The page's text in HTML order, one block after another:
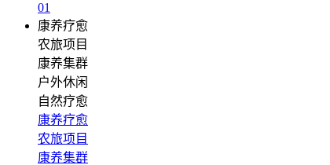
01
康养疗愈
农旅项目
康养集群
户外休闲
自然疗愈
康养疗愈
农旅项目
康养集群